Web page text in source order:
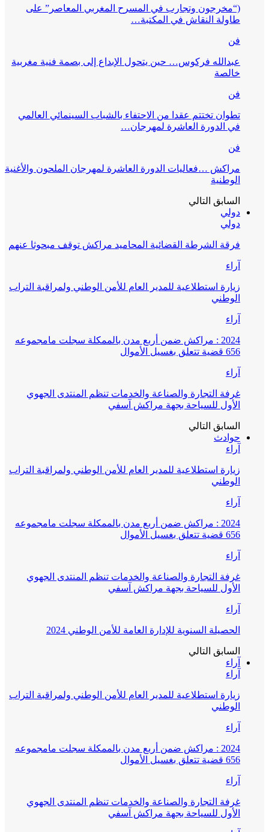
(“مخرجون وتجارب في المسرح المغربي المعاصر” على
طاولة النقاش في المكتبة…
فن
عبدالله فركوس… حين يتحول الإبداع إلى بصمة فنية مغربية
خالصة
فن
تطوان تختتم عقدا من الاحتفاء بالشباب السينمائي العالمي
في الدورة العاشرة لمهرجان…
فن
مراكش …فعاليات الدورة العاشرة لمهرجان الملحون والأغنية
الوطنية
السابق التالي
دولي
دولي
فرقة الشرطة القضائية المحاميد مراكش توقف مبحوثا عنهم
آراء
زيارة استطلاعية للمدير العام للأمن الوطني ولمراقبة التراب
الوطني
آراء
2024 : مراكش ضمن أربع مدن بالممكلة سجلت مامجموعه
656 قضية تتعلق بغسيل الأموال
آراء
غرفة التجارة والصناعة والخدمات تنظم المنتدى الجهوي
الأول للسياحة بجهة مراكش آسفي
السابق التالي
حوادث
آراء
زيارة استطلاعية للمدير العام للأمن الوطني ولمراقبة التراب
الوطني
آراء
2024 : مراكش ضمن أربع مدن بالممكلة سجلت مامجموعه
656 قضية تتعلق بغسيل الأموال
آراء
غرفة التجارة والصناعة والخدمات تنظم المنتدى الجهوي
الأول للسياحة بجهة مراكش آسفي
آراء
الحصيلة السنوية للإدارة العامة للأمن الوطني 2024
السابق التالي
آراء
آراء
زيارة استطلاعية للمدير العام للأمن الوطني ولمراقبة التراب
الوطني
آراء
2024 : مراكش ضمن أربع مدن بالممكلة سجلت مامجموعه
656 قضية تتعلق بغسيل الأموال
آراء
غرفة التجارة والصناعة والخدمات تنظم المنتدى الجهوي
الأول للسياحة بجهة مراكش آسفي